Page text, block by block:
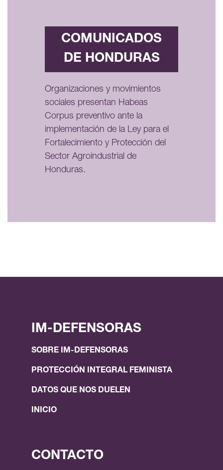
COMUNICADOS
DE HONDURAS
Organizaciones y movimientos
sociales presentan Habeas
Corpus preventivo ante la
implementación de la Ley para el
Fortalecimiento y Protección del
Sector Agroindustrial de
Honduras.
IM-DEFENSORAS
SOBRE IM-DEFENSORAS
PROTECCIÓN INTEGRAL FEMINISTA
DATOS QUE NOS DUELEN
INICIO
CONTACTO